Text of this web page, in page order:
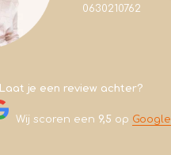
0630210762
Laat je een review achter?
Wij scoren een 9,5 op Google